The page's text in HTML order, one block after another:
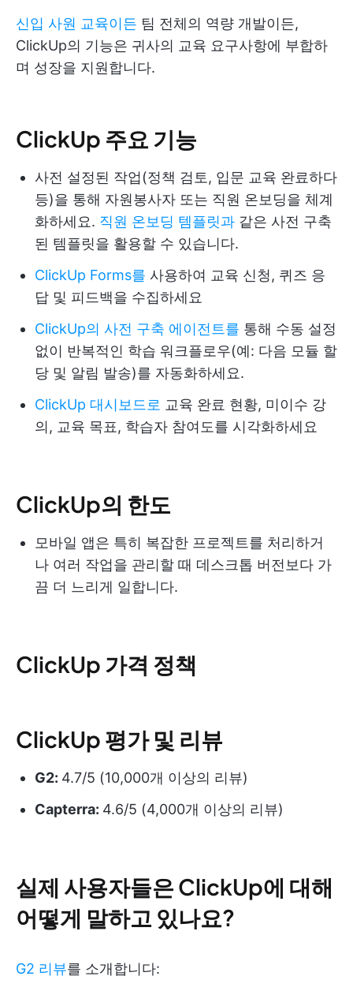
신입 사원 교육이든 팀 전체의 역량 개발이든,
ClickUp의 기능은 귀사의 교육 요구사항에 부합하
며 성장을 지원합니다.
ClickUp 주요 기능
사전 설정된 작업(정책 검토, 입문 교육 완료하다
등)을 통해 자원봉사자 또는 직원 온보딩을 체계
화하세요. 직원 온보딩 템플릿과 같은 사전 구축
된 템플릿을 활용할 수 있습니다.
ClickUp Forms를 사용하여 교육 신청, 퀴즈 응
답 및 피드백을 수집하세요
ClickUp의 사전 구축 에이전트를 통해 수동 설정
없이 반복적인 학습 워크플로우(예: 다음 모듈 할
당 및 알림 발송)를 자동화하세요.
ClickUp 대시보드로 교육 완료 현황, 미이수 강
의, 교육 목표, 학습자 참여도를 시각화하세요
ClickUp의 한도
모바일 앱은 특히 복잡한 프로젝트를 처리하거
나 여러 작업을 관리할 때 데스크톱 버전보다 가
끔 더 느리게 일합니다.
ClickUp 가격 정책
ClickUp 평가 및 리뷰
G2: 4.7/5 (10,000개 이상의 리뷰)
Capterra: 4.6/5 (4,000개 이상의 리뷰)
실제 사용자들은 ClickUp에 대해
어떻게 말하고 있나요?
G2 리뷰를 소개합니다: